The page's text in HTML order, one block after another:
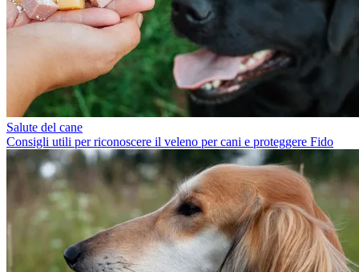
Salute del cane
Consigli utili per riconoscere il veleno per cani e proteggere Fido